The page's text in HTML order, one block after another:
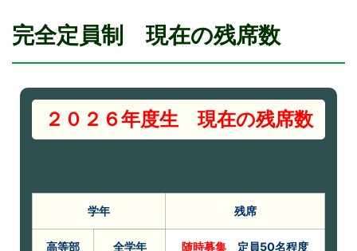
完全定員制 現在の残席数
２０２６年度生 現在の残席数
学年 残席
高等部 全学年 随時募集 定員50名程度